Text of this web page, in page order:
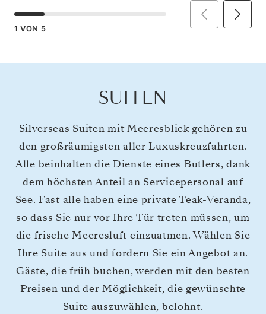
1 VON 5
SUITEN
Silverseas Suiten mit Meeresblick gehören zu
den großräumigsten aller Luxuskreuzfahrten.
Alle beinhalten die Dienste eines Butlers, dank
dem höchsten Anteil an Servicepersonal auf
See. Fast alle haben eine private Teak-Veranda,
so dass Sie nur vor Ihre Tür treten müssen, um
die frische Meeresluft einzuatmen. Wählen Sie
Ihre Suite aus und fordern Sie ein Angebot an.
Gäste, die früh buchen, werden mit den besten
Preisen und der Möglichkeit, die gewünschte
Suite auszuwählen, belohnt.